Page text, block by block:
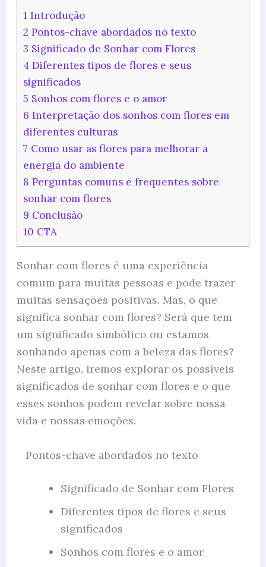
1Introdução
2 Pontos-chave abordados no texto
3 Significado de Sonhar com Flores
4 Diferentes tipos de flores e seus
significados
5 Sonhos com flores e o amor
6 Interpretação dos sonhos com flores em
diferentes culturas
7 Como usar as flores para melhorar a
energia do ambiente
8 Perguntas comuns e frequentes sobre
sonhar com flores
9 Conclusão
10 CTA
Sonhar com flores é uma experiência
comum para muitas pessoas e pode trazer
muitas sensações positivas. Mas, o que
significa sonhar com flores? Será que tem
um significado simbólico ou estamos
sonhando apenas com a beleza das flores?
Neste artigo, iremos explorar os possíveis
significados de sonhar com flores e o que
esses sonhos podem revelar sobre nossa
vida e nossas emoções.
Pontos-chave abordados no texto
Significado de Sonhar com Flores
Diferentes tipos de flores e seus
significados
Sonhos com flores e o amor